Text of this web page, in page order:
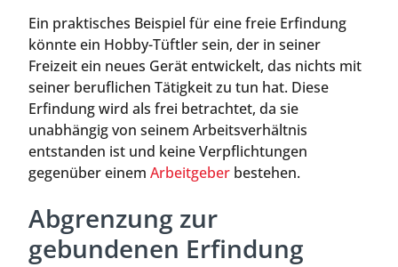
Ein praktisches Beispiel für eine freie Erfindung
könnte ein Hobby-Tüftler sein, der in seiner
Freizeit ein neues Gerät entwickelt, das nichts mit
seiner beruflichen Tätigkeit zu tun hat. Diese
Erfindung wird als frei betrachtet, da sie
unabhängig von seinem Arbeitsverhältnis
entstanden ist und keine Verpflichtungen
gegenüber einem Arbeitgeber bestehen.
Abgrenzung zur
gebundenen Erfindung